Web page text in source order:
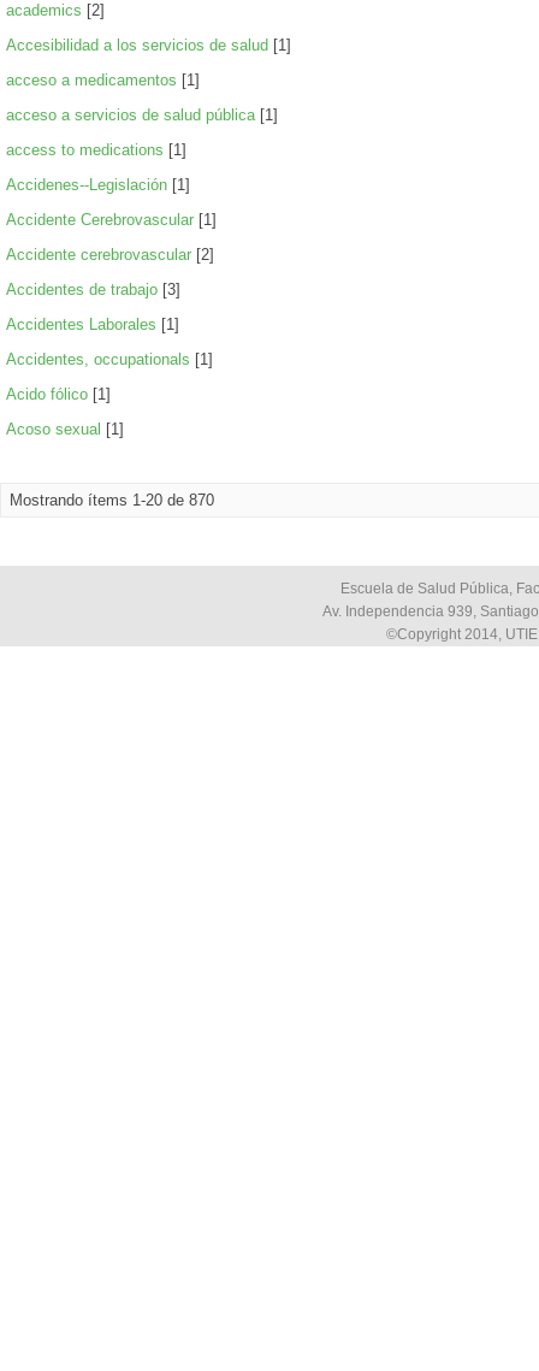
academics [2]
Accesibilidad a los servicios de salud [1]
acceso a medicamentos [1]
acceso a servicios de salud pública[1]
access to medications [1]
Accidenes--Legislación [1]
Accidente Cerebrovascular [1]
Accidente cerebrovascular [2]
Accidentes de trabajo [3]
Accidentes Laborales [1]
Accidentes, occupationals [1]
Acido fólico [1]
Acoso sexual [1]
Mostrando ítems 1-20 de 870
Escuela de Salud Pública,
Av. Independencia 939,
©Copyright 2014,